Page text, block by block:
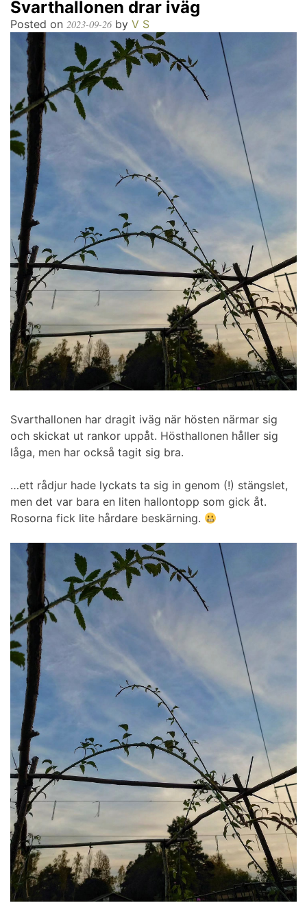
Svarthallonen drar iväg
Posted on 2023-09-26 by V S
Svarthallonen har dragit iväg när hösten närmar sig
och skickat ut rankor uppåt. Hösthallonen håller sig
låga, men har också tagit sig bra.
…ett rådjur hade lyckats ta sig in genom (!) stängslet,
men det var bara en liten hallontopp som gick åt.
Rosorna fick lite hårdare beskärning.